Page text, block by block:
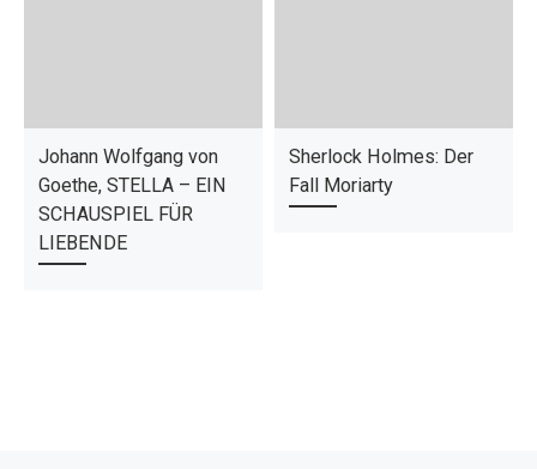
Johann Wolfgang von
Goethe, STELLA – EIN
SCHAUSPIEL FÜR
LIEBENDE
Sherlock Holmes: Der
Fall Moriarty